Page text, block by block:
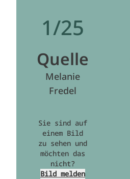
1/25
Quelle
Melanie
Fredel
Sie sind auf
einem Bild
zu sehen und
möchten das
nicht?
Bild melden